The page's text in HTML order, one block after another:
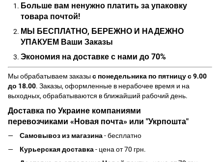
Больше вам ненужно платить за упаковку
товара почтой!
МЫ БЕСПЛАТНО, БЕРЕЖНО И НАДЕЖНО
УПАКУЕМ Ваши Заказы
Экономия на доставке с нами до 70%
Мы обрабатываем заказыс понедельника по пятницу с 9.00
до 18.00. Заказы, оформленные в нерабочее время и на
выходных, обрабатываются в ближайший рабочий день.
Доставка по Украине компаниями
перевозчиками «Новая почта» или "Укрпошта"
Самовывоз из магазина- бесплатно
Курьерская доставка- цена от 70 грн.